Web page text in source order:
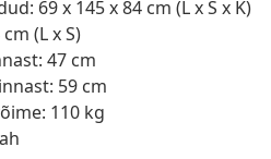
69 x 145 x 84 cm (L x S x K)
(L x S)
47 cm
59 cm
110 kg